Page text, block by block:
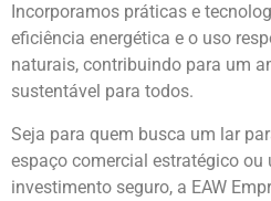
Incorporamos práticas e
eficiência energética e o uso
naturais, contribuindo para um
sustentável para todos.
Seja para quem busca um lar
espaço comercial estratégico ou
investimento seguro, a EAW